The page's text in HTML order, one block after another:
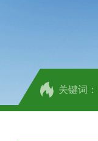
关键词：